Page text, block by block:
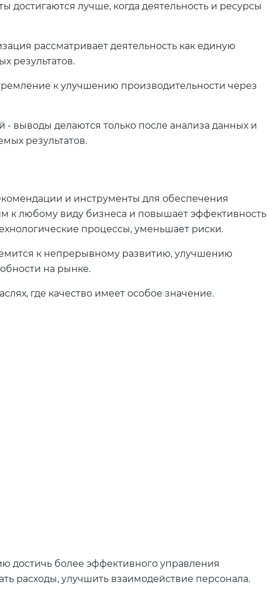
достигаются лучше, когда деятельность и ресурсы
рассматривает деятельность как единую
результатов.
к улучшению производительности через
выводы делаются только после анализа данных и
результатов.
и инструменты для обеспечения
к любому виду бизнеса и повышает эффективность
процессы, уменьшает риски.
к непрерывному развитию, улучшению
на рынке.
где качество имеет особое значение.
достичь более эффективного управления
расходы, улучшить взаимодействие персонала.